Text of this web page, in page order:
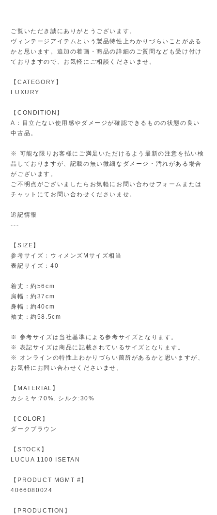
ご覧いただき誠にありがとうございます。
ヴィンテージアイテムという製品特性上わかりづらいことがある
かと思います。追加の着画・商品の詳細のご質問なども受け付け
ておりますので、お気軽にご相談くださいませ。
【CATEGORY】
LUXURY
【CONDITION】
A：目立たない使用感やダメージが確認できるものの状態の良い
中古品。
※ 可能な限りお客様にご満足いただけるよう最新の注意を払い検
品しておりますが、記載の無い微細なダメージ・汚れがある場合
がございます。
ご不明点がございましたらお気軽にお問い合わせフォームまたは
チャットにてお問い合わせくださいませ。
追記情報
---
【SIZE】
参考サイズ：ウィメンズMサイズ相当
表記サイズ：40
着丈：約56cm
肩幅：約37cm
身幅：約40cm
袖丈：約58.5cm
※ 参考サイズは当社基準による参考サイズとなります。
※ 表記サイズは商品に記載されているサイズとなります。
※ オンラインの特性上わかりづらい箇所があるかと思いますが、
お気軽にお問い合わせくださいませ。
【MATERIAL】
カシミヤ:70%. シルク:30%
【COLOR】
ダークブラウン
【STOCK】
LUCUA 1100 ISETAN
【PRODUCT MGMT #】
4066080024
【PRODUCTION】